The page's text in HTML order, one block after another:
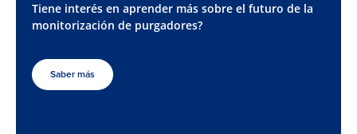
Tiene interés en aprender más sobre el futuro de la
monitorización de purgadores?
Saber más